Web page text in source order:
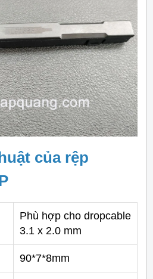
của rệp
Phù hợp cho dropcable
3.1 x 2.0 mm
90*7*8mm